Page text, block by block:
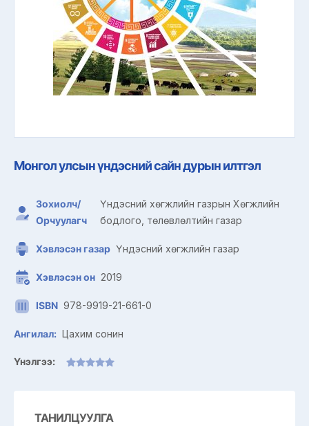
Монгол улсын үндэсний сайн дурын илтгэл
Зохиолч/
Орчуулагч
Үндэсний хөгжлийн газрын Хөгжлийн
бодлого, төлөвлөлтийн газар
Хэвлэсэн газар Үндэсний хөгжлийн газар
Хэвлэсэн он 2019
ISBN 978-9919-21-661-0
Ангилал: Цахим сонин
Үнэлгээ:
ТАНИЛЦУУЛГА